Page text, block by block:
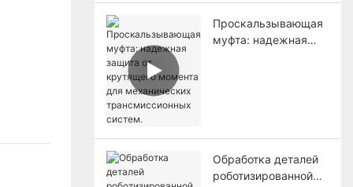
оборудования.
Проскальзывающая
муфта: надежная
Обработка деталей
роботизированной